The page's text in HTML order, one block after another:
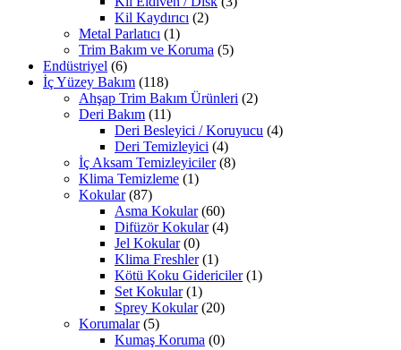
Kil Kaydırıcı (2)
Metal Parlatıcı (1)
Trim Bakım ve Koruma (5)
Endüstriyel (6)
İç Yüzey Bakım (118)
Ahşap Trim Bakım Ürünleri (2)
Deri Bakım (11)
Deri Besleyici / Koruyucu (4)
Deri Temizleyici (4)
İç Aksam Temizleyiciler (8)
Klima Temizleme (1)
Kokular (87)
Asma Kokular (60)
Difüzör Kokular (4)
Jel Kokular (0)
Klima Freshler (1)
Kötü Koku Gidericiler (1)
Set Kokular (1)
Sprey Kokular (20)
Korumalar (5)
Kumaş Koruma (0)